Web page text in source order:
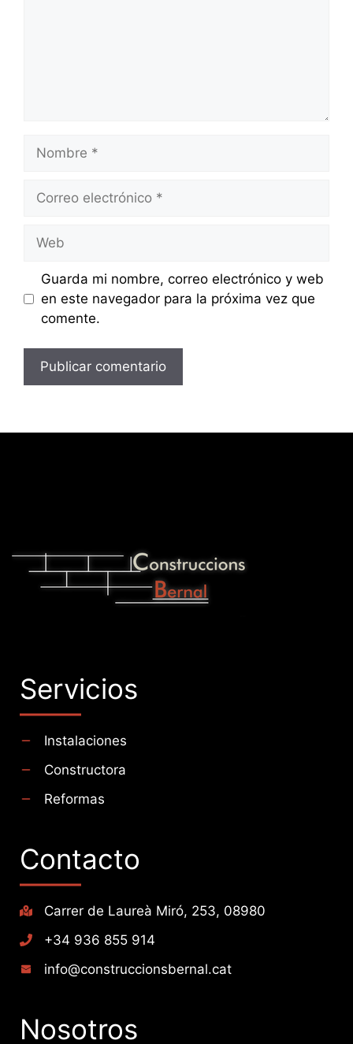
electrónico
Guarda mi nombre, correo electrónico y web
en este navegador para la próxima vez que
comente.
Servicios
Instalaciones
Constructora
Reformas
Contacto
Carrer de Laureà Miró, 253, 08980
+34 936 855 914
info@construccionsbernal.cat
Nosotros